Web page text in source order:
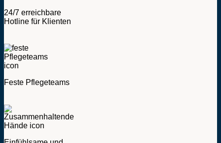
24/7 erreichbare
Hotline für Klienten
Feste Pflegeteams